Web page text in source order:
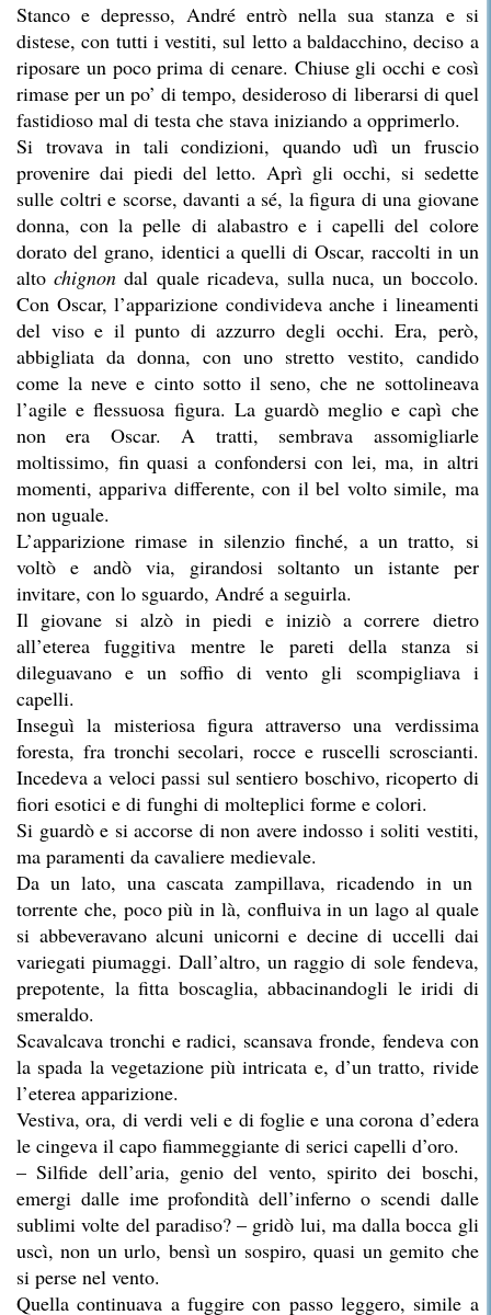
Stanco e depresso, André entrò nella sua stanza e si
distese, con tutti i vestiti, sul letto a baldacchino, deciso a
riposare un poco prima di cenare. Chiuse gli occhi e così
rimase per un po’ di tempo, desideroso di liberarsi di quel
fastidioso mal di testa che stava iniziando a opprimerlo.
Si trovava in tali condizioni, quando udì un fruscio
provenire dai piedi del letto. Aprì gli occhi, si sedette
sulle coltri e scorse, davanti a sé, la figura di una giovane
donna, con la pelle di alabastro e i capelli del colore
dorato del grano, identici a quelli di Oscar, raccolti in un
altochignon dal quale ricadeva, sulla nuca, un boccolo.
Con Oscar, l’apparizione condivideva anche i lineamenti
del viso e il punto di azzurro degli occhi. Era, però,
abbigliata da donna, con uno stretto vestito, candido
come la neve e cinto sotto il seno, che ne sottolineava
l’agile e flessuosa figura. La guardò meglio e capì che
non era Oscar. A tratti, sembrava assomigliarle
moltissimo, fin quasi a confondersi con lei, ma, in altri
momenti, appariva differente, con il bel volto simile, ma
non uguale.
L’apparizione rimase in silenzio finché, a un tratto, si
voltò e andò via, girandosi soltanto un istante per
invitare, con lo sguardo, André a seguirla.
Il giovane si alzò in piedi e iniziò a correre dietro
all’eterea fuggitiva mentre le pareti della stanza si
dileguavano e un soffio di vento gli scompigliava i
capelli.
Inseguì la misteriosa figura attraverso una verdissima
foresta, fra tronchi secolari, rocce e ruscelli scroscianti.
Incedeva a veloci passi sul sentiero boschivo, ricoperto di
fiori esotici e di funghi di molteplici forme e colori.
Si guardò e si accorse di non avere indosso i soliti vestiti,
ma paramenti da cavaliere medievale.
Da un lato, una cascata zampillava, ricadendo in un
torrente che, poco più in là, confluiva in un lago al quale
si abbeveravano alcuni unicorni e decine di uccelli dai
variegati piumaggi. Dall’altro, un raggio di sole fendeva,
prepotente, la fitta boscaglia, abbacinandogli le iridi di
smeraldo.
Scavalcava tronchi e radici, scansava fronde, fendeva con
la spada la vegetazione più intricata e, d’un tratto, rivide
l’eterea apparizione.
Vestiva, ora, di verdi veli e di foglie e una corona d’edera
le cingeva il capo fiammeggiante di serici capelli d’oro.
– Silfide dell’aria, genio del vento, spirito dei boschi,
emergi dalle ime profondità dell’inferno o scendi dalle
sublimi volte del paradiso? – gridò lui, ma dalla bocca gli
uscì, non un urlo, bensì un sospiro, quasi un gemito che
si perse nel vento.
Quella continuava a fuggire con passo leggero, simile a